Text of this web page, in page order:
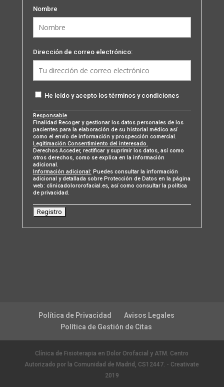
Nombre
Dirección de correo electrónico:
He leído y acepto los términos y condiciones
Responsable
Finalidad Recoger y gestionar los datos personales de los
pacientes para la elaboración de su historial médico así
como el envío de información y prospección comercial.
Legitimación Consentimiento del interesado.
Derechos Acceder, rectificar y suprimir los datos, así como
otros derechos, como se explica en la información
adicional.
Información adicional: Puedes consultar la información
adicional y detallada sobre Protección de Datos en la página
web: clinicadolororofacial.es, así como consultar la política
de privacidad.
Política de Privacidad
Avisos Legales
Política de Gestión de Citas
Clínica de Fisioterapia en Dolor Orofacial y ATM. Centro
Autorizado por la Comunidad de Madrid, CS12447. - Creativate
2019